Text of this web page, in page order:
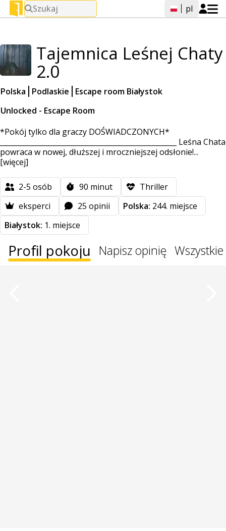
Szukaj pl
Tajemnica Leśnej Chaty
2.0
Polska Podlaskie
Escape room Białystok
Unlocked - Escape Room
*Pokój tylko dla graczy DOŚWIADCZONYCH*
__________________________________________________ Leśna Chata
powraca w nowej, dłuższej i mroczniejszej odsłonie!...
[więcej]
2-5 osób 90 minut
Thriller
eksperci
25 opinii Polska: 244. miejsce
Białystok: 1. miejsce
Profil pokoju Napisz opinię